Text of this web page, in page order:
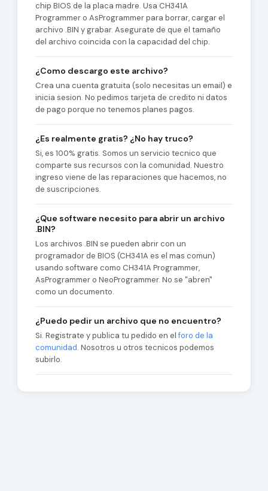
chip BIOS de la placa madre. Usa CH341A
Programmer o AsProgrammer para borrar, cargar el
archivo .BIN y grabar. Asegurate de que el tamaño
del archivo coincida con la capacidad del chip.
¿Como descargo este archivo?
Crea una cuenta gratuita (solo necesitas un email) e
inicia sesion. No pedimos tarjeta de credito ni datos
de pago porque no tenemos planes pagos.
¿Es realmente gratis? ¿No hay truco?
Si, es 100% gratis. Somos un servicio tecnico que
comparte sus recursos con la comunidad. Nuestro
ingreso viene de las reparaciones que hacemos, no
de suscripciones.
¿Que software necesito para abrir un archivo
.BIN?
Los archivos .BIN se pueden abrir con un
programador de BIOS (CH341A es el mas comun)
usando software como CH341A Programmer,
AsProgrammer o NeoProgrammer. No se "abren"
como un documento.
¿Puedo pedir un archivo que no encuentro?
Si. Registrate y publica tu pedido en elforo de la
comunidad. Nosotros u otros tecnicos podemos
subirlo.